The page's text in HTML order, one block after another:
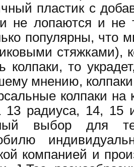
пластик с
не лопаются и не
популярны, что
стяжками),
колпаки, то
мнению,
колпаки
13 радиуса, 14,
выбор для
компанией и